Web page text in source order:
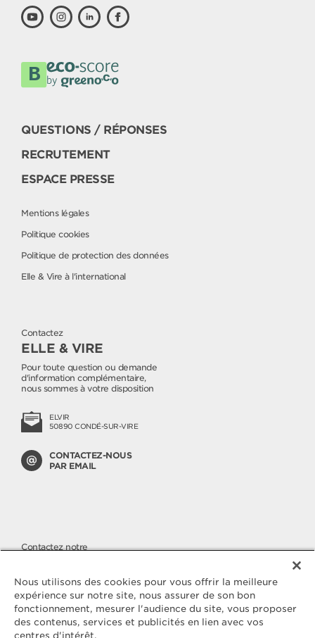
QUESTIONS / RÉPONSES
RECRUTEMENT
ESPACE PRESSE
Mentions légales
Politique cookies
Politique de protection des données
Elle & Vire à l'international
Contactez
ELLE & VIRE
Pour toute question ou demande
d'information complémentaire,
nous sommes à votre disposition
ELVIR
50890 CONDÉ-SUR-VIRE
CONTACTEZ-NOUS
PAR EMAIL
Contactez notre
Nous apportons une attention
toute particulière à la qualité de
nos produits, malgré cela si vous
avez des questions ou une
réclamation à nous faire parvenir,
vous pouvez nous joindre sur
Nous utilisons des cookies pour vous offrir la meilleure
expérience sur notre site, nous assurer de son bon
fonctionnement, mesurer l'audience du site, vous proposer
des contenus, services et publicités en lien avec vos
centres d'intérêt.